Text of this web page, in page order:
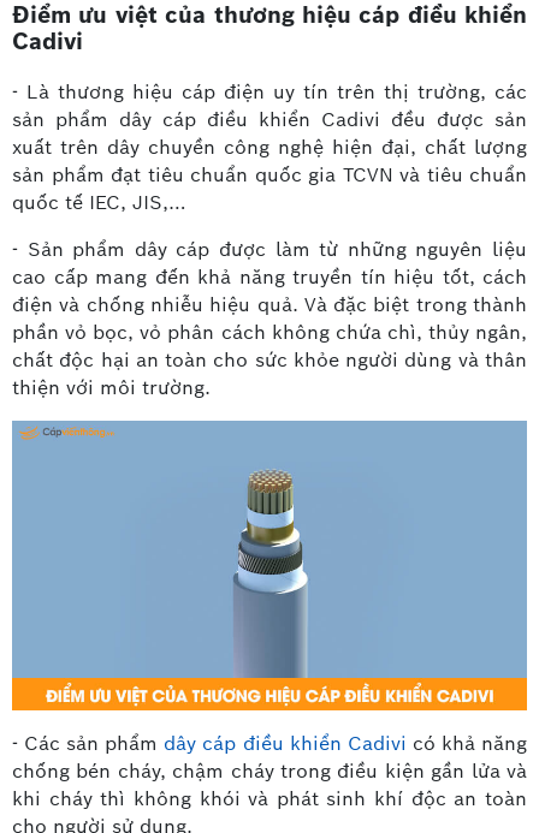
Điểm ưu việt của thương hiệu cáp điều khiển
Cadivi
- Là thương hiệu cáp điện uy tín trên thị trường, các
sản phẩm dây cáp điều khiển Cadivi đều được sản
xuất trên dây chuyền công nghệ hiện đại, chất lượng
sản phẩm đạt tiêu chuẩn quốc gia TCVN và tiêu chuẩn
quốc tế IEC, JIS,…
- Sản phẩm dây cáp được làm từ những nguyên liệu
cao cấp mang đến khả năng truyền tín hiệu tốt, cách
điện và chống nhiễu hiệu quả. Và đặc biệt trong thành
phần vỏ bọc, vỏ phân cách không chứa chì, thủy ngân,
chất độc hại an toàn cho sức khỏe người dùng và thân
thiện với môi trường.
- Các sản phẩm dây cáp điều khiển Cadivi có khả năng
chống bén cháy, chậm cháy trong điều kiện gần lửa và
khi cháy thì không khói và phát sinh khí độc an toàn
cho người sử dụng.